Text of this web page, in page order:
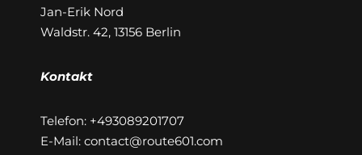
Jan-Erik Nord
Waldstr. 42, 13156 Berlin
Kontakt
Telefon: +493089201707
E-Mail: contact@route601.com